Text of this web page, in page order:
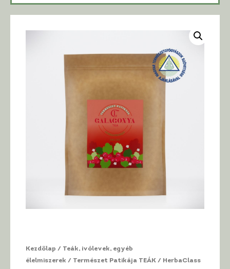
Kezdőlap / Teák, ivólevek, egyéb
élelmiszerek / Természet Patikája TEÁK / HerbaClass